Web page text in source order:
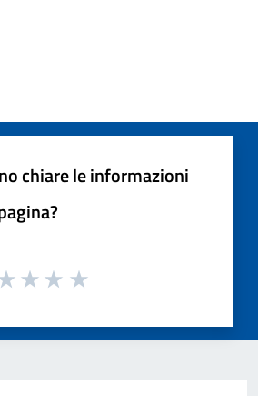
chiare le informazioni